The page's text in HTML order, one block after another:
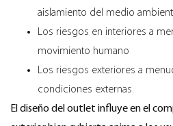
aislamiento del medio
Los riesgos en interiores a
movimiento humano
Los riesgos exteriores a
condiciones externas.
El diseño del outlet influye en el